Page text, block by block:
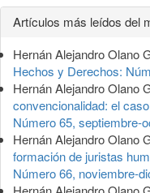
Detalles
del
artículo
Artículos más leídos del
Hernán Alejandro Olano
Hechos y Derechos:
Hernán Alejandro Olano
convencionalidad: el
Número 65, septiembre-
Hernán Alejandro Olano
formación de juristas
Número 66, noviembre-